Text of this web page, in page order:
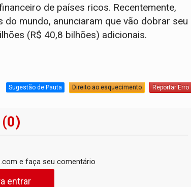
de países ricos. Recentemente,
mundo, anunciaram que vão dobrar seu
(R$ 40,8 bilhões) adicionais.
Sugestão de Pauta Direito ao esquecimento Reportar Erro
e faça seu comentário
entrar